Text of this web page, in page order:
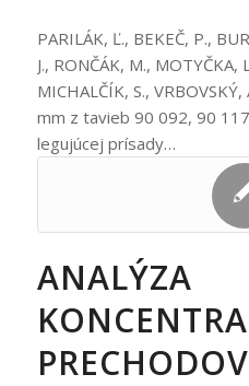
PARILÁK, Ľ., BEKEČ, P.,
J., RONČÁK, M.,
MICHALČÍK, S.,
mm z tavieb 90 092, 90
legujúcej prísady…
ANALÝZA